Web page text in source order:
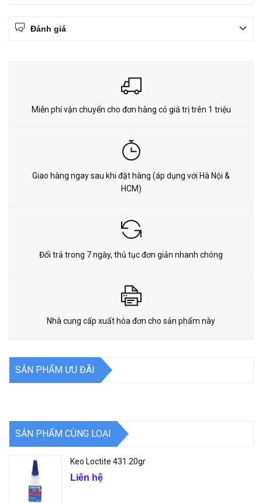
Đánh giá
Miễn phí vận chuyển cho đơn hàng có giá trị trên 1 triệu
Giao hàng ngay sau khi đặt hàng (áp dụng với Hà Nội &
HCM)
Đổi trả trong 7 ngày, thủ tục đơn giản nhanh chóng
Nhà cung cấp xuất hóa đơn cho sản phẩm này
SẢN PHẨM ƯU ĐÃI
SẢN PHẨM CÙNG LOẠI
Keo Loctite 431 20gr
Liên hệ